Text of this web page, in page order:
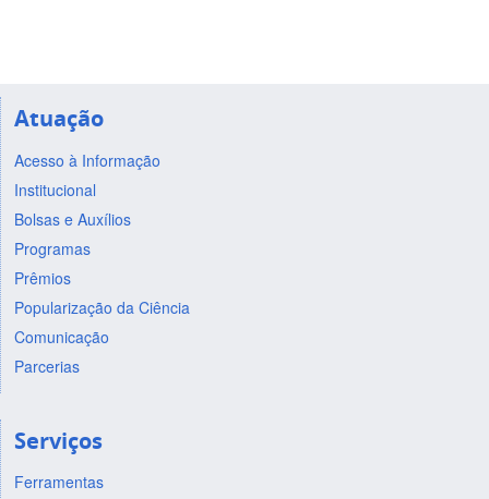
Atuação
Acesso à Informação
Institucional
Bolsas e Auxílios
Programas
Prêmios
Popularização da Ciência
Comunicação
Parcerias
Serviços
Ferramentas